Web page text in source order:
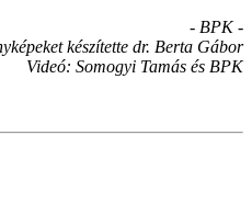
- BPK -
készítette dr. Berta Gábor
Videó: Somogyi Tamás és BPK